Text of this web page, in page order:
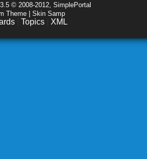
© 2008-2012, SimplePortal
Theme | Skin Samp
Topics XML